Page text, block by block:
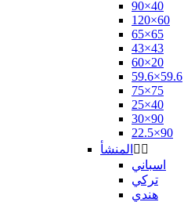
90×40
120×60
65×65
43×43
60×20
59.6×59.6
75×75
25×40
30×90
22.5×90
المنشأ  
اسباني
تركي
هندي